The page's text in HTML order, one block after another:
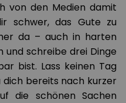
von den Medien damit
schwer, das Gute zu
da – auch in harten
und schreibe drei Dinge
bist. Lass keinen Tag
dich bereits nach kurzer
die schönen Sachen